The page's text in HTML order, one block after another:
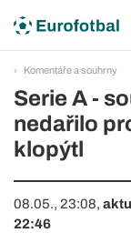
Komentáře a souhrny
Serie A -
nedařilo
klopýtl
08.05., 23:08,
22:46